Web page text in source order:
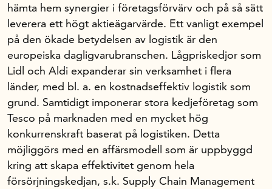
hämta hem synergier i företagsförvärv och på så sätt
leverera ett högt aktieägarvärde. Ett vanligt exempel
på den ökade betydelsen av logistik är den
europeiska dagligvarubranschen. Lågpriskedjor som
Lidl och Aldi expanderar sin verksamhet i flera
länder, med bl. a. en kostnadseffektiv logistik som
grund. Samtidigt imponerar stora kedjeföretag som
Tesco på marknaden med en mycket hög
konkurrenskraft baserat på logistiken. Detta
möjliggörs med en affärsmodell som är uppbyggd
kring att skapa effektivitet genom hela
försörjningskedjan, s.k. Supply Chain Management